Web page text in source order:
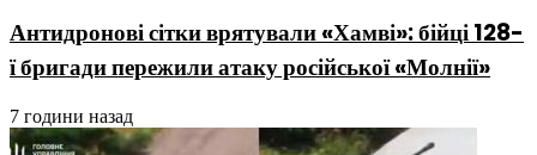
Антидронові сітки врятували «Хамві»: бійці 128-
ї бригади пережили атаку російської «Молнії»
7 години назад